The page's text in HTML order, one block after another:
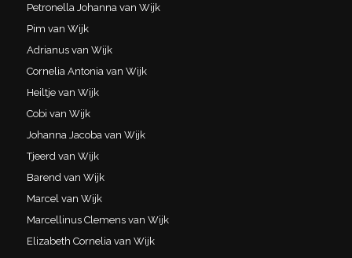
Petronella Johanna van Wijk
Pim van Wijk
Adrianus van Wijk
Cornelia Antonia van Wijk
Heiltje van Wijk
Cobi van Wijk
Johanna Jacoba van Wijk
Tjeerd van Wijk
Barend van Wijk
Marcel van Wijk
Marcellinus Clemens van Wijk
Elizabeth Cornelia van Wijk